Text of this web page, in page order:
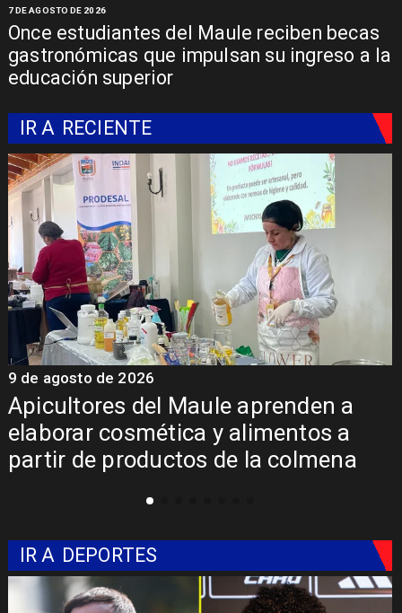
Once estudiantes del Maule reciben becas
gastronómicas que impulsan su ingreso a la
educación superior
7 DE AGOSTO DE 2026
IR A RECIENTE
Álvarez-Salamanca destaca
inversión regional en el inicio de
obras de la Subcomisaría Maule
9 de agosto de 2026
IR A DEPORTES